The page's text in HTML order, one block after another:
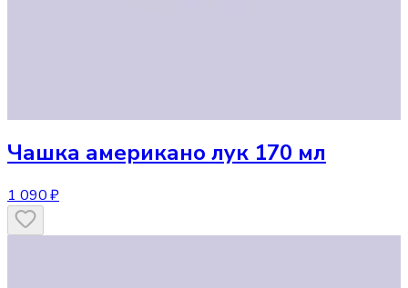
Чашка американо лук 170 мл
1 090 ₽